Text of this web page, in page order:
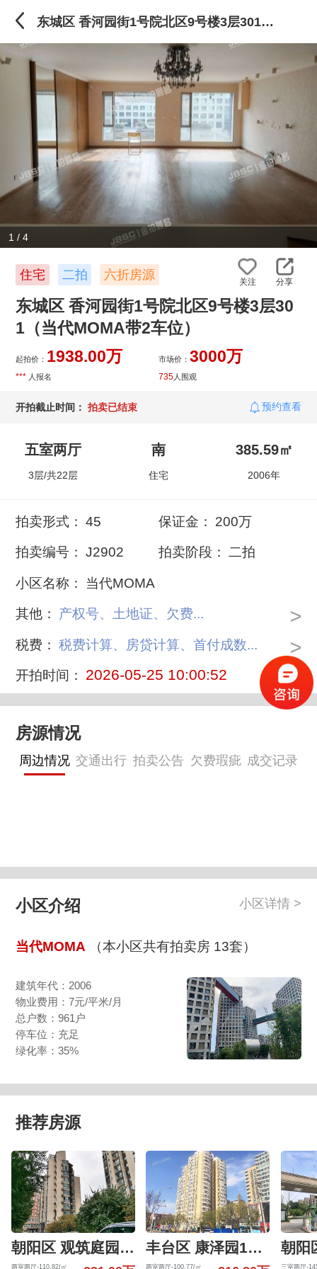
东城区 香河园街1号院北区9号楼3层301（当代MOMA带2车位）
1 / 4
住宅 二拍 六折房源 关注 分享
东城区 香河园街1号院北区9号楼3层30
1（当代MOMA带2车位）
起拍价： 1938.00万 市场价： 3000万
*** 人报名 735 人围观
开拍截止时间： 拍卖已结束 预约查看
五室两厅
3层/共22层
南
住宅
385.59㎡
2006年
拍卖形式： 45 保证金： 200万
拍卖编号： J2902 拍卖阶段： 二拍
小区名称： 当代MOMA
其他： 产权号、土地证、欠费... >
税费： 税费计算、房贷计算、首付成数... >
开拍时间： 2026-05-25 10:00:52
房源情况
周边情况 交通出行 拍卖公告 欠费瑕疵 成交记录
小区介绍 小区详情 >
当代MOMA （本小区共有拍卖房 13套）
建筑年代：2006
物业费用：7元/平米/月
总户数：961户
停车位：充足
绿化率：35%
推荐房源
朝阳区 观筑庭园601号楼6层6-01-6-B
两室两厅-110.82/㎡
丰台区 康泽园15号楼4层405（康泽园）
两室两厅-100.77/㎡ 三室两厅-